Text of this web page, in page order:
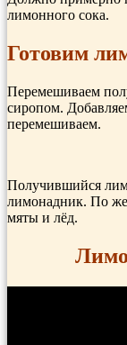
лимонного сока.
Готовим
Перемешиваем
сиропом.
перемешиваем.
Получившийся
лимонадник. По
мяты и лёд.